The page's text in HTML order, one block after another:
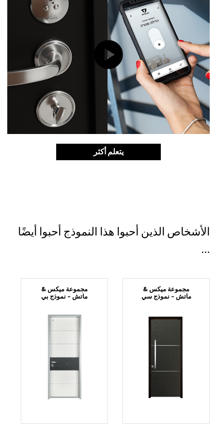
يتعلم أكثر
الأشخاص الذين أحبوا هذا النموذج أحبوا أيضًا
...
مجموعة ميكس &
ماتش – نموذج سي
مجموعة ميكس &
ماتش – نموذج بي